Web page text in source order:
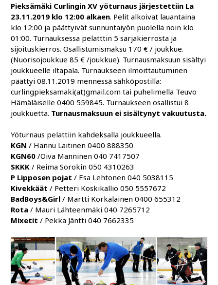
Pieksämäki Curlingin XV yöturnaus järjestettiin La
23.11.2019 klo 12:00 alkaen. Pelit alkoivat lauantaina
klo 12:00 ja päättyivät sunnuntaiyön puolella noin klo
01:00. Turnauksessa pelatttin 5 sarjakierrosta ja
sijoituskierros. Osallistumismaksu 170 € / joukkue.
(Nuorisojoukkue 85 € /joukkue). Turnausmaksuun sisältyi
joukkueelle iltapala. Turnaukseen ilmoittautuminen
päättyi 08.11.2019 mennessä sähköpostilla:
curlingpieksamaki(at)gmail.com tai puhelimella Teuvo
Hämäläiselle 0400 559845. Turnaukseen osallistui 8
joukkuetta. Turnausmaksuun ei sisältynyt vakuutusta.
Yöturnaus pelattiin kahdeksalla joukkueella.
KGN / Hannu Laitinen 0400 888350
KGN60 /Oiva Manninen 040 7417507
SKKK / Reima Sorokin 050 4310263
P Lipposen pojat / Esa Lehtonen 040 5038115
Kivekkäät / Petteri Koskikallio 050 5557672
BadBoys&Girl / Martti Korkalainen 0400 655312
Rota / Mauri Lähteenmäki 040 7265712
Mixetit / Pekka Jäntti 040 7662335